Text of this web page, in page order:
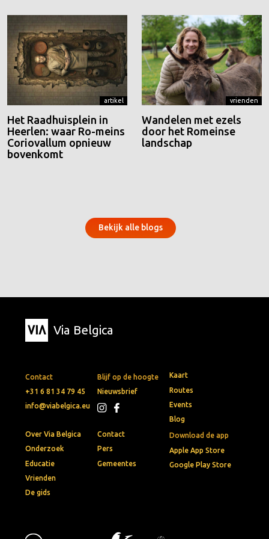
artikel
Het Raadhuisplein in
Heerlen: waar Ro-meins
Coriovallum opnieuw
bovenkomt
vrienden
Wandelen met ezels
door het Romeinse
landschap
Bekijk alle blogs
Via Belgica
Contact
+31 6 81 34 79 45
info@viabelgica.eu
Blijf op de hoogte
Nieuwsbrief
Download de app
Apple App Store
Google Play Store
Kaart
Routes
Events
Blog
Over Via Belgica
Onderzoek
Educatie
Vrienden
De gids
Contact
Pers
Gemeentes